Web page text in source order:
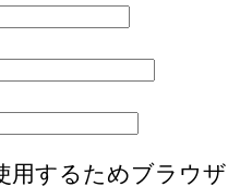
用するためブラウザ